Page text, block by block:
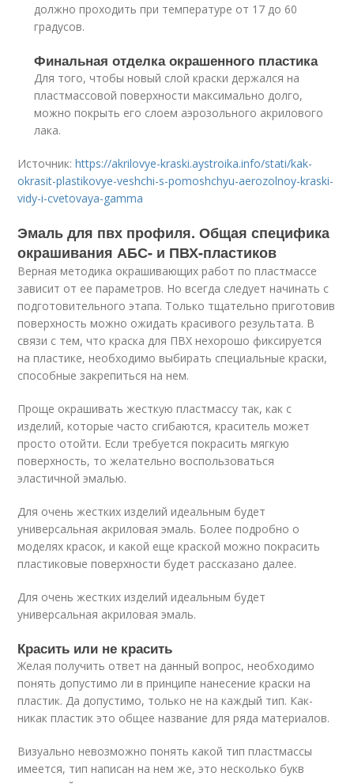
должно проходить при температуре от 17 до 60
градусов.
Финальная отделка окрашенного пластика
Для того, чтобы новый слой краски держался на
пластмассовой поверхности максимально долго,
можно покрыть его слоем аэрозольного акрилового
лака.
Источник:https://akrilovye-kraski.aystroika.info/stati/kak-
okrasit-plastikovye-veshchi-s-pomoshchyu-aerozolnoy-kraski-
vidy-i-cvetovaya-gamma
Эмаль для пвх профиля. Общая специфика
окрашивания АБС- и ПВХ-пластиков
Верная методика окрашивающих работ по пластмассе
зависит от ее параметров. Но всегда следует начинать с
подготовительного этапа. Только тщательно приготовив
поверхность можно ожидать красивого результата. В
связи с тем, что краска для ПВХ нехорошо фиксируется
на пластике, необходимо выбирать специальные краски,
способные закрепиться на нем.
Проще окрашивать жесткую пластмассу так, как с
изделий, которые часто сгибаются, краситель может
просто отойти. Если требуется покрасить мягкую
поверхность, то желательно воспользоваться
эластичной эмалью.
Для очень жестких изделий идеальным будет
универсальная акриловая эмаль. Более подробно о
моделях красок, и какой еще краской можно покрасить
пластиковые поверхности будет рассказано далее.
Для очень жестких изделий идеальным будет
универсальная акриловая эмаль.
Красить или не красить
Желая получить ответ на данный вопрос, необходимо
понять допустимо ли в принципе нанесение краски на
пластик. Да допустимо, только не на каждый тип. Как-
никак пластик это общее название для ряда материалов.
Визуально невозможно понять какой тип пластмассы
имеется, тип написан на нем же, это несколько букв